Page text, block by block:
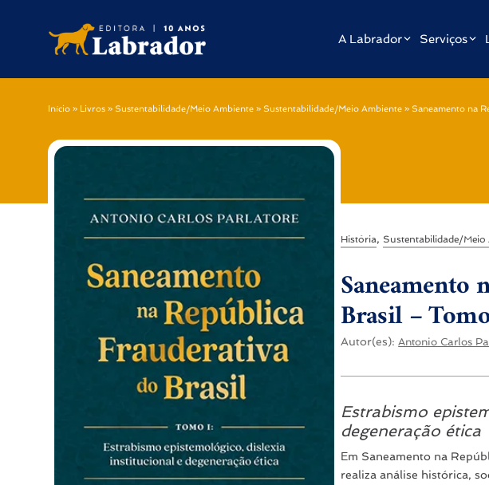
A Labrador Serviços
Início » Livros » Sustentabilidade/Meio Ambiente » Sustentabilidade/Meio Ambiente » Saneamento na
História, Sustentabilidade/Meio
Saneamento
Brasil –
Autor(es): Antonio Carlos
Estrabismo
degeneração ética
Em Saneamento na
realiza análise histórica,